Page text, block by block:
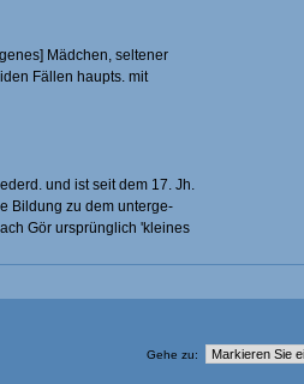
Mädchen, seltener
Fällen haupts. mit
und ist seit dem 17. Jh.
Bildung zu dem unterge-
Gör ursprünglich 'kleines
Gehe zu: